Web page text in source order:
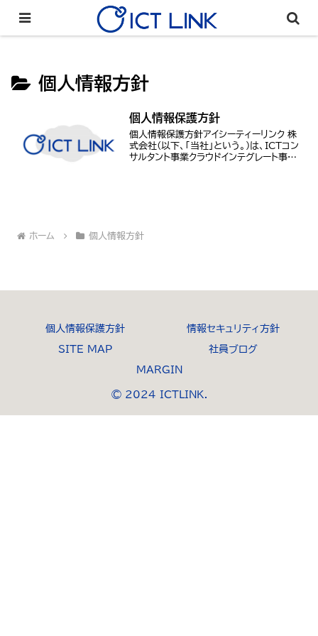
個人情報方針
個人情報保護方針
個人情報保護方針アイシーティーリンク 株
式会社(以下、「当社」という。)は、ICTコン
サルタント事業クラウドインテグレート事業
ホーム 個人情報方針
個人情報保護方針 情報セキュリティ方針
SITE MAP 社員ブログ
MARGIN
© 2024 ICTLINK.